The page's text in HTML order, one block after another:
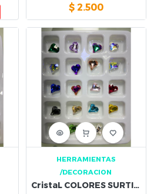
$ 2.500
HERRAMIENTAS
/DECORACION
CristaL COLORES SURTIDOS